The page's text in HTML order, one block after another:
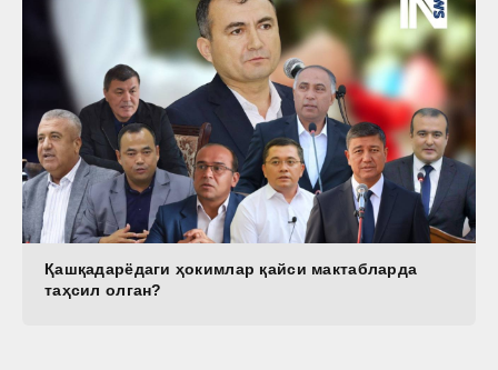
Қашқадарёдаги ҳокимлар қайси мактабларда
таҳсил олган?